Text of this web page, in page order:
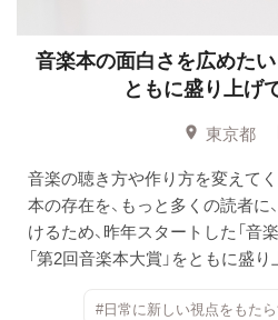
音楽本の面白さを広めたい
ともに盛り上げ
東京都
音楽の聴き方や作り方を変えて
本の存在を、もっと多くの読者に
けるため、昨年スタートした「音
「第2回音楽本大賞」をともに盛り
#日常に新しい視点をもた